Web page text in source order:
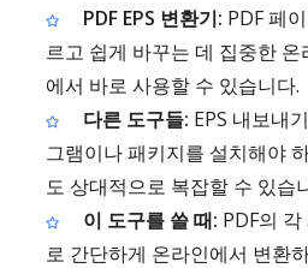
PDF EPS 변환기: PDF 페
르고 쉽게 바꾸는 데 집중한
에서 바로 사용할 수 있습니다.
다른 도구들: EPS 내보내
그램이나 패키지를 설치해야
도 상대적으로 복잡할 수 있습
이 도구를 쓸 때: PDF의
로 간단하게 온라인에서 변환